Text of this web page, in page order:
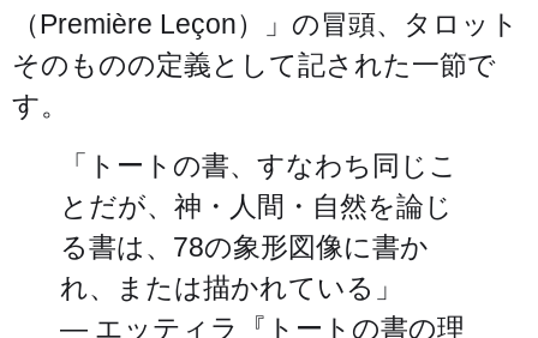
（Première Leçon）」の冒頭、タロット
そのものの定義として記された一節で
す。
「トートの書、すなわち同じこ
とだが、神・人間・自然を論じ
る書は、78の象形図像に書か
れ、または描かれている」
— エッティラ『トートの書の理